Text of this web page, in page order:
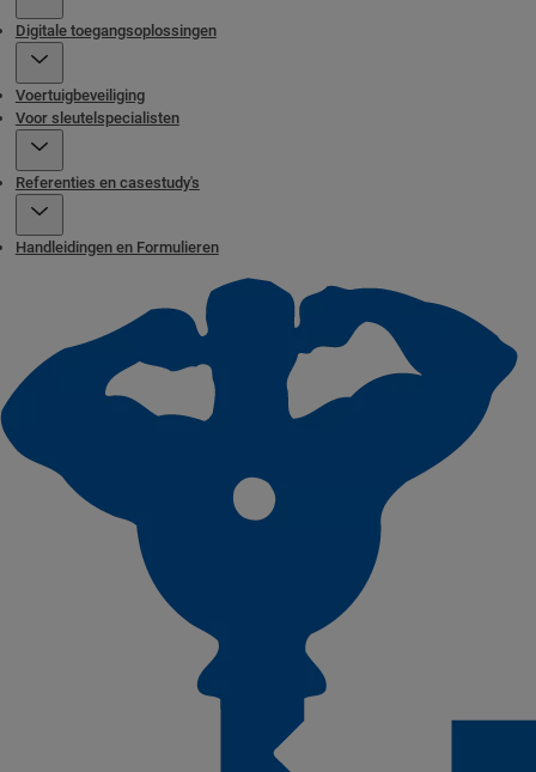
Digitale toegangsoplossingen
Voertuigbeveiliging
Voor sleutelspecialisten
Referenties en casestudy's
Handleidingen en Formulieren